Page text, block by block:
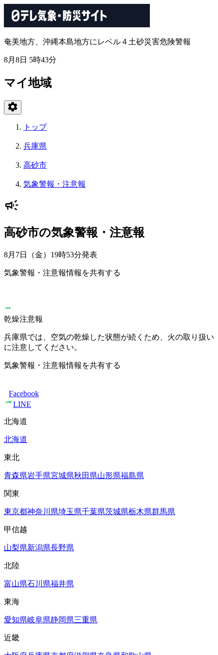
奄美地方、沖縄本島地方にレベル４土砂災害危険警報
8月8日 5時43分
マイ地域
トップ
兵庫県
高砂市
気象警報・注意報
高砂市の気象警報・注意報
8月7日（金）19時53分発表
気象警報・注意報情報を共有する
乾燥注意報
兵庫県では、空気の乾燥した状態が続くため、火の取り扱い
に注意してください。
気象警報・注意報情報を共有する
Facebook
LINE
北海道
北海道
東北
青森県岩手県宮城県秋田県山形県福島県
関東
東京都神奈川県埼玉県千葉県茨城県栃木県群馬県
甲信越
山梨県新潟県長野県
北陸
富山県石川県福井県
東海
愛知県岐阜県静岡県三重県
近畿